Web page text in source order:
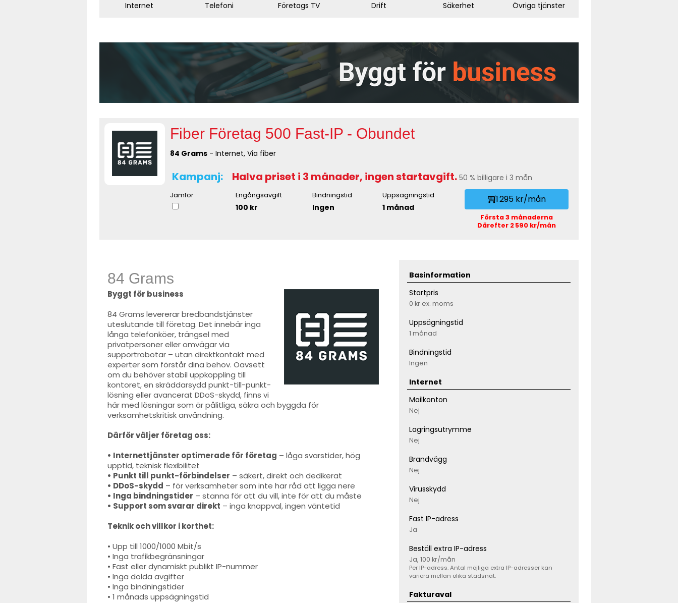
Internet Telefoni Företags TV Drift Säkerhet Övriga tjänster
Fiber Företag 500 Fast-IP - Obundet
84 Grams - Internet, Via fiber
Kampanj: Halva priset i 3 månader, ingen startavgift. 50 % billigare i 3 mån
Jämför Engångsavgift
100 kr
Bindningstid
Ingen
Uppsägningstid
1 månad
1 295 kr/mån
Första 3 månaderna
Därefter 2 590 kr/mån
84 Grams
Byggt för business
84 Grams levererar bredbandstjänster
uteslutande till företag. Det innebär inga
långa telefonköer, trängsel med
privatpersoner eller omvägar via
supportrobotar – utan direktkontakt med
experter som förstår dina behov. Oavsett
om du behöver stabil uppkoppling till
kontoret, en skräddarsydd punkt-till-punkt-
lösning eller avancerat DDoS-skydd, finns vi
här med lösningar som är pålitliga, säkra och byggda för
verksamhetskritisk användning.
Därför väljer företag oss:
• Internettjänster optimerade för företag – låga svarstider, hög
upptid, teknisk flexibilitet
• Punkt till punkt-förbindelser – säkert, direkt och dedikerat
• DDoS-skydd – för verksamheter som inte har råd att ligga nere
• Inga bindningstider – stanna för att du vill, inte för att du måste
• Support som svarar direkt – inga knappval, ingen väntetid
Teknik och villkor i korthet:
• Upp till 1000/1000 Mbit/s
• Inga trafikbegränsningar
• Fast eller dynamiskt publikt IP-nummer
• Inga dolda avgifter
• Inga bindningstider
• 1 månads uppsägningstid
Basinformation
Startpris
0 kr ex. moms
Uppsägningstid
1 månad
Bindningstid
Ingen
Internet
Mailkonton
Nej
Lagringsutrymme
Nej
Brandvägg
Nej
Virusskydd
Nej
Fast IP-adress
Ja
Beställ extra IP-adress
Ja, 100 kr/mån
Per IP-adress. Antal möjliga extra IP-adresser kan
variera mellan olika stadsnät.
Fakturaval